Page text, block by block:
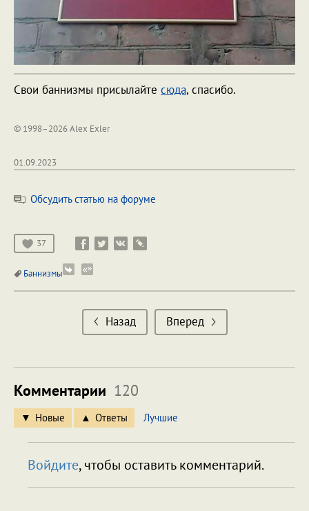
Свои баннизмы присылайте сюда, спасибо.
© 1998–2026 Alex Exler
01.09.2023
Обсудить статью на форуме
37
Баннизмы
Назад Вперед
Комментарии 120
Новые Ответы Лучшие
Войдите, чтобы оставить комментарий.